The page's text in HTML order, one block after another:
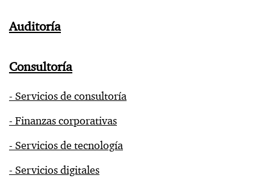
Auditoría
Consultoría
- Servicios de consultoría
- Finanzas corporativas
- Servicios de tecnología
- Servicios digitales